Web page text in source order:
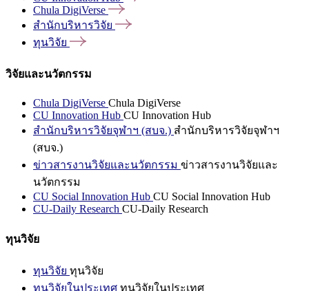
Chula DigiVerse
สำนักบริหารวิจัย
ทุนวิจัย
วิจัยและนวัตกรรม
Chula DigiVerse Chula DigiVerse
CU Innovation Hub CU Innovation Hub
สำนักบริหารวิจัยจุฬาฯ (สบจ.) สำนักบริหารวิจัยจุฬาฯ
(สบจ.)
ข่าวสารงานวิจัยและนวัตกรรม ข่าวสารงานวิจัยและ
นวัตกรรม
CU Social Innovation Hub CU Social Innovation Hub
CU-Daily Research CU-Daily Research
ทุนวิจัย
ทุนวิจัย ทุนวิจัย
ทุนวิจัยในประเทศ ทุนวิจัยในประเทศ